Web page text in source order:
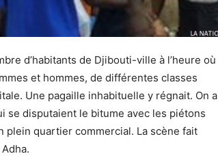
d’habitants de Djibouti-ville à l’heure où
et hommes, de différentes classes
Une pagaille inhabituelle y régnait. On a
se disputaient le bitume avec les piétons
plein quartier commercial. La scène fait